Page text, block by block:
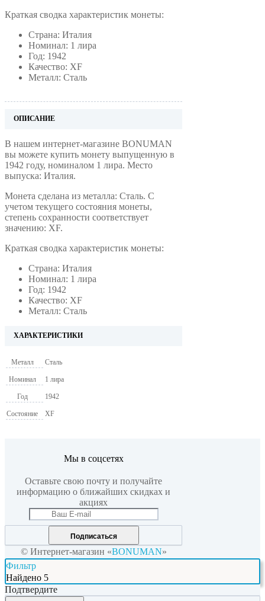
Краткая сводка характеристик монеты:
Страна: Италия
Номинал: 1 лира
Год: 1942
Качество: XF
Металл: Сталь
ОПИСАНИЕ
В нашем интернет-магазине BONUMAN
вы можете купить монету выпущенную в
1942 году, номиналом 1 лира. Место
выпуска: Италия.
Монета сделана из металла: Сталь. С
учетом текущего состояния монеты,
степень сохранности соответствует
значению: XF.
Краткая сводка характеристик монеты:
Страна: Италия
Номинал: 1 лира
Год: 1942
Качество: XF
Металл: Сталь
ХАРАКТЕРИСТИКИ
Металл Сталь
Номинал 1 лира
Год 1942
Состояние XF
Мы в соцсетях
Оставьте свою почту и получайте
информацию о ближайших скидках и
акциях
Подписаться
© Интернет-магазин «BONUMAN»
Фильтр
Найдено 5
Подтвердите